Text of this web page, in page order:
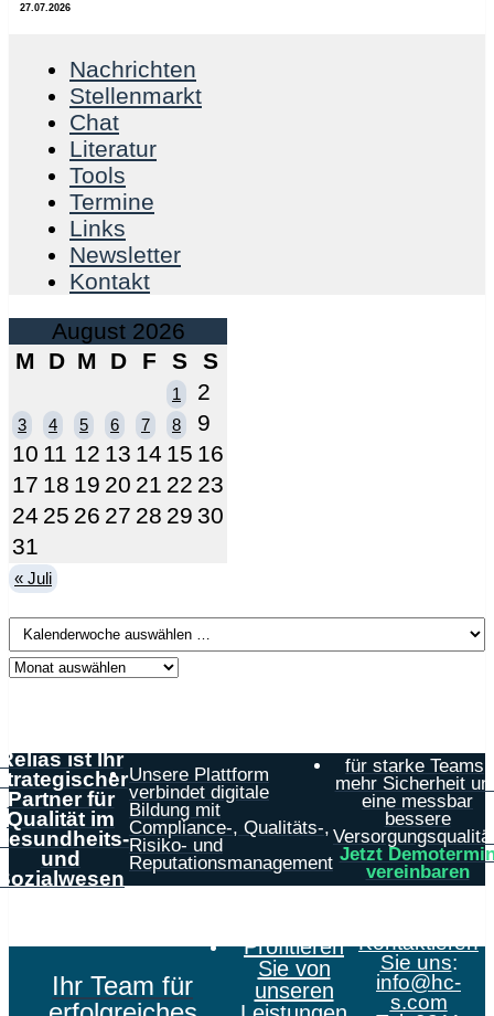
27.07.2026
Nachrichten
Stellenmarkt
Chat
Literatur
Tools
Termine
Links
Newsletter
Kontakt
August 2026
M
D M D F S S
1 2
3 4 5 6 7 8
9
10 11 12 13 14 15 16
17 18 19 20 21 22 23
24 25 26 27 28 29 30
31
« Juli
ist Ihr
Partner für
Qualität im
und
Unsere Plattform
verbindet digitale
Bildung mit
Compliance-, Qualitäts-,
Risiko- und
Reputationsmanagement
für starke Teams,
mehr Sicherheit
eine messbar
bessere
Jetzt
vereinbaren
Ihr Team für
Profitieren
Sie von
unseren
Kontaktieren
Sie uns:
info@hc-
s.com